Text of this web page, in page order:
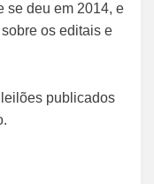
se deu em 2014, e
os editais e
publicados